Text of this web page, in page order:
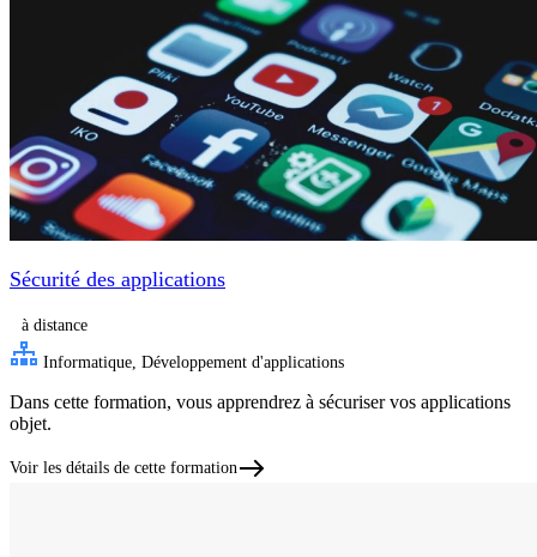
Sécurité des applications
à distance
Informatique, Développement d'applications
Dans cette formation, vous apprendrez à sécuriser vos applications
objet.
Voir les détails de cette formation